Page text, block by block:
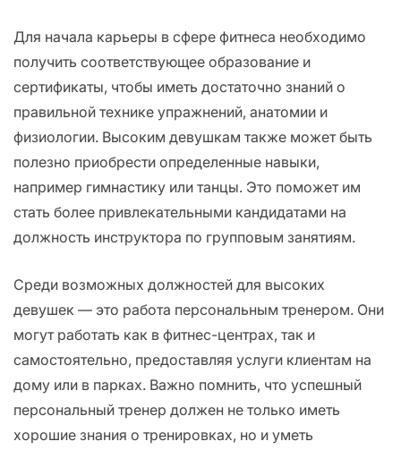
Для начала карьеры в сфере фитнеса необходимо
получить соответствующее образование и
сертификаты, чтобы иметь достаточно знаний о
правильной технике упражнений, анатомии и
физиологии. Высоким девушкам также может быть
полезно приобрести определенные навыки,
например гимнастику или танцы. Это поможет им
стать более привлекательными кандидатами на
должность инструктора по групповым занятиям.
Среди возможных должностей для высоких
девушек — это работа персональным тренером. Они
могут работать как в фитнес-центрах, так и
самостоятельно, предоставляя услуги клиентам на
дому или в парках. Важно помнить, что успешный
персональный тренер должен не только иметь
хорошие знания о тренировках, но и уметь